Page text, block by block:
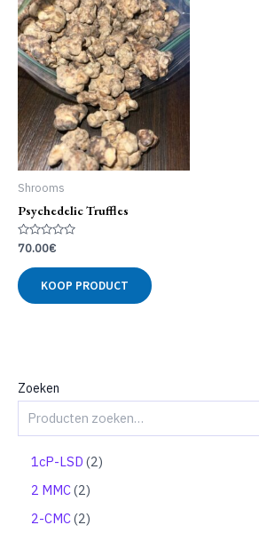
Zoeken
1cP-LSD 22
2 MMC 22
r
2-CMC 22
Shrooms
Psychedelic Truffles
Gewaardeerd
0
uit
5
70.00€
KOOP PRODUCT